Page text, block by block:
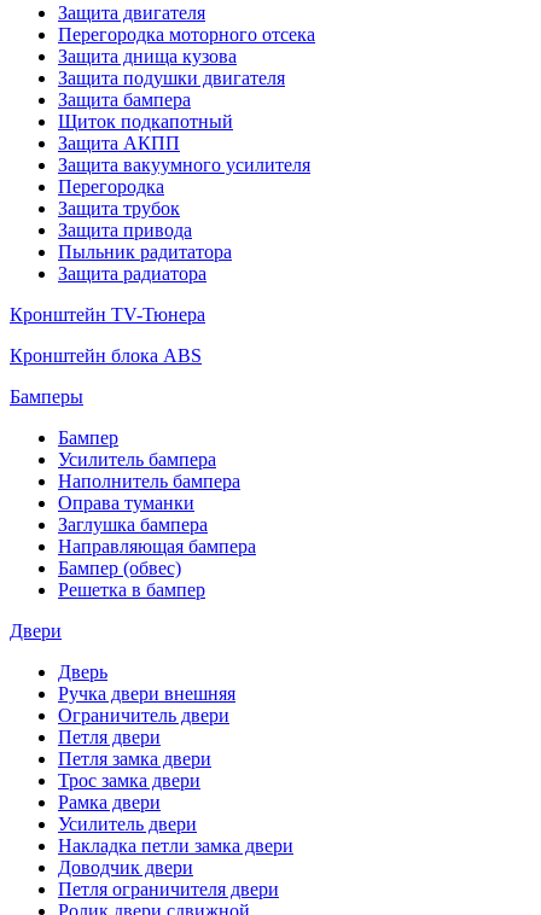
Защита двигателя
Перегородка моторного отсека
Защита днища кузова
Защита подушки двигателя
Защита бампера
Щиток подкапотный
Защита АКПП
Защита вакуумного усилителя
Перегородка
Защита трубок
Защита привода
Пыльник радитатора
Защита радиатора
Кронштейн TV-Тюнера
Кронштейн блока ABS
Бамперы
Бампер
Усилитель бампера
Наполнитель бампера
Оправа туманки
Заглушка бампера
Направляющая бампера
Бампер (обвес)
Решетка в бампер
Двери
Дверь
Ручка двери внешняя
Ограничитель двери
Петля двери
Петля замка двери
Трос замка двери
Рамка двери
Усилитель двери
Накладка петли замка двери
Доводчик двери
Петля ограничителя двери
Ролик двери сдвижной